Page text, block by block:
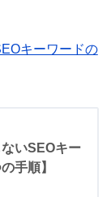
キーワードの
いSEOキー
手順】